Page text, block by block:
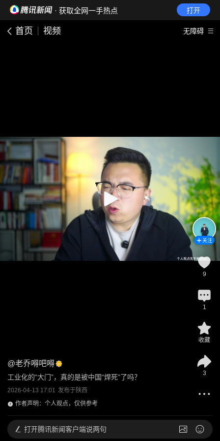
· 获取全网一手热点 打开
首页 视频 无障碍
@老乔嘚吧嘚
工业化的“大门”，真的是被中国“焊死”了吗？
2026-04-13 17:01 发布于陕西
作者声明：个人观点，仅供参考
关注
9
1
收藏
3
打开腾讯新闻客户端说两句